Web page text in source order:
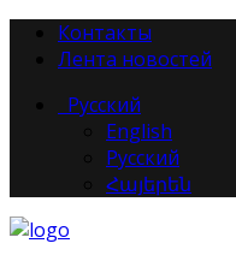
Контакты
Лента новостей
Русский
English
Русский
Հայերեն